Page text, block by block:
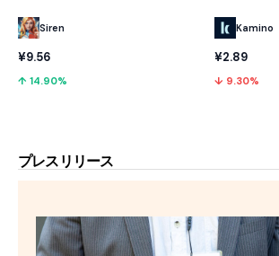
Siren
¥9.56
↑ 14.90%
Kamino
¥2.89
↓ 9.30%
プレスリリース